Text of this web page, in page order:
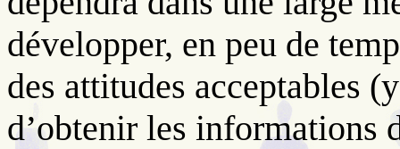
développer, en peu de
des attitudes acceptables
d’obtenir les informations